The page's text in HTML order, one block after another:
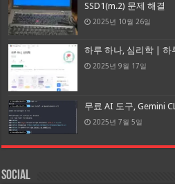
SSD1(m.2) 문제 해결
2025년 10월 26일
하루 하나, 심리학 | 하
2025년 9월 17일
무료 AI 도구, Gemini
2025년 7월 5일
Social